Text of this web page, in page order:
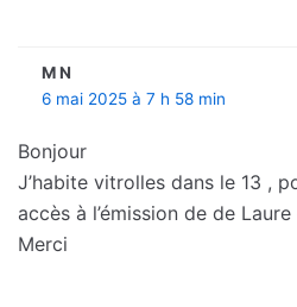
M N
6 mai 2025 à 7 h 58 min
Bonjour
J’habite vitrolles dans le 13 ,
accès à l’émission de de
Merci